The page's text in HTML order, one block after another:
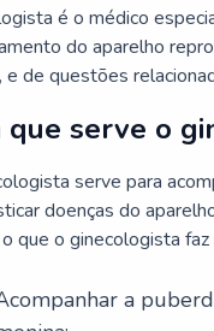
é o médico
do aparelho
e de questões
que serve o
serve para
doenças do
que o ginecologista
a